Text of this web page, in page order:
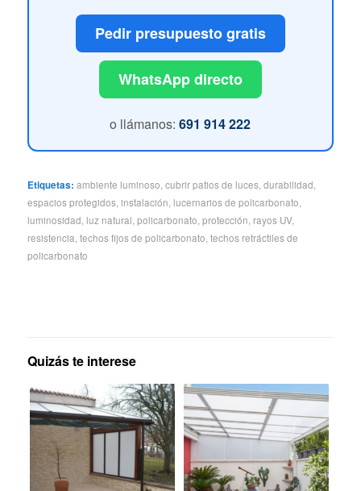
Pedir presupuesto gratis
WhatsApp directo
o llámanos:691 914 222
Etiquetas: ambiente luminoso cubrir patios de luces, durabilidad
espacios protegidos, instalación lucernarios de policarbonato
luminosidad luz natural policarbonato protección rayos UV,
resistencia techos fijos de policarbonato techos retráctiles de
policarbonato
Quizás te interese